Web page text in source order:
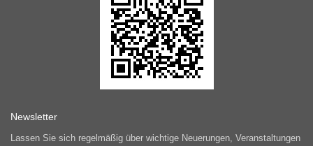
Newsletter
Lassen Sie sich regelmäßig über wichtige Neuerungen, Veranstaltungen